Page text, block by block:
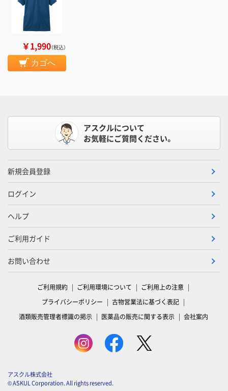
￥1,990（税込）
カゴへ
アスクルについて
お気軽にご質問ください。
新規会員登録
ログイン
ヘルプ
ご利用ガイド
お問い合わせ
ご利用規約 ご利用環境について
ご利用上の注意
プライバシーポリシー
古物営業法に基づく表記
酒類販売管理者標識の掲示
医薬品の販売に関する表示 会社案内
アスクル株式会社
© ASKUL Corporation. All rights reserved.